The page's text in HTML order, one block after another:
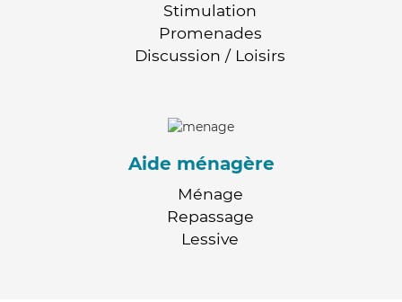
Stimulation
Promenades
Discussion / Loisirs
Aide ménagère
Ménage
Repassage
Lessive